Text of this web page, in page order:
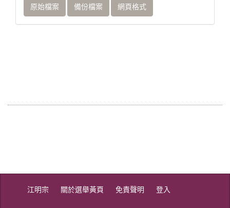
原始檔案 備份檔案 網頁格式
江明宗 關於選舉黃頁 免責聲明 登入